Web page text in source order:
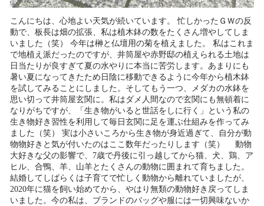
こんにちは、心地よい天気が続いています。 忙しかったＧＷの反
動で、板長は畑の拡張、私は植木鉢の数をたくさん増やしてしま
いました（笑） 今年は榊と仏壇用の菊を植えました。 私はこれま
で地植え派だったのですが、井筒屋や赤野邸の植えられる土地は
日当たりが良すぎて夏の水やりに本当に苦労します。あまりにも
暑い夏になってきたため日陰に移動できるように今年から植木鉢
を試してみることにしました。そしてもう一つ、メダカの水鉢を
思い切って井筒屋玄関に。私はダメ人間なので玄関にも無頓着に
なりがちですが、「生き物がいると世話をしに行く」という私の
生き物好き習性を利用して毎日玄関に足を運ぶ仕組みを作ってみ
ました（笑） 実は小さいころから生き物が身近過ぎて、自分が動
物物好きと気が付いたのはここ数年だったりします（笑） 動物
大好きな父の影響で、7歳で丹後に引っ越してから猫、犬、鶏、ア
ヒル、合鴨、羊、山羊とたくさんの動物に囲まれて育ちました。
結婚してしばらくは子育てで忙しく動物から離れていましたが、
2020年に猫を飼い始めてから、やはり無類の動物好き戻ってしま
いました。今の私は、ブランドのバッグや服には一切興味ないか